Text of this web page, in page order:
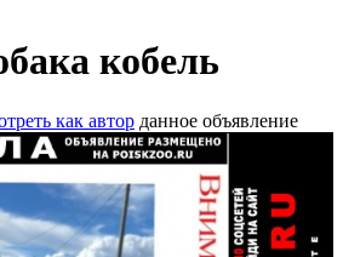
кобель
как автор данное объявление